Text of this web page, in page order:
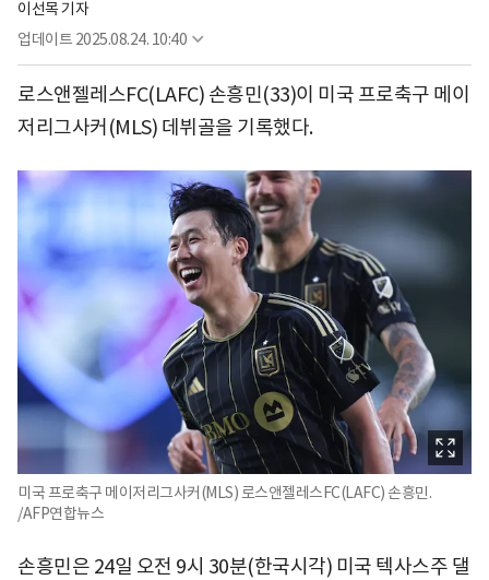
이선목 기자
업데이트 2025.08.24. 10:40
로스앤젤레스FC(LAFC) 손흥민(33)이 미국 프로축구 메이
저리그사커(MLS) 데뷔골을 기록했다.
미국 프로축구 메이저리그사커(MLS) 로스앤젤레스FC(LAFC) 손흥민.
/AFP연합뉴스
손흥민은 24일 오전 9시 30분(한국시각) 미국 텍사스주 댈